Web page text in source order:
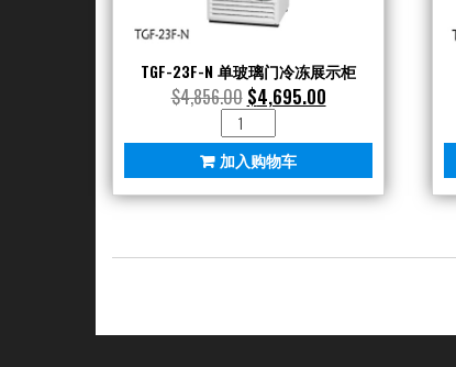
TGF-23F-N 单玻璃门冷冻展示柜
$4,856.00 $4,695.00
TGF-
23F-
N
单
玻
示
加入购物车